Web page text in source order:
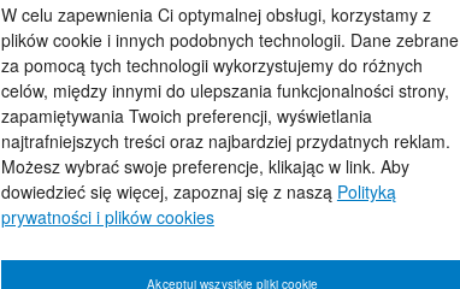
W celu zapewnienia Ci optymalnej obsługi, korzystamy z
plików cookie i innych podobnych technologii. Dane zebrane
za pomocą tych technologii wykorzystujemy do różnych
celów, między innymi do ulepszania funkcjonalności strony,
zapamiętywania Twoich preferencji, wyświetlania
najtrafniejszych treści oraz najbardziej przydatnych reklam.
Możesz wybrać swoje preferencje, klikając w link. Aby
dowiedzieć się więcej, zapoznaj się z naszą Polityką
prywatności i plików cookies
Akceptuj wszystkie pliki cookie